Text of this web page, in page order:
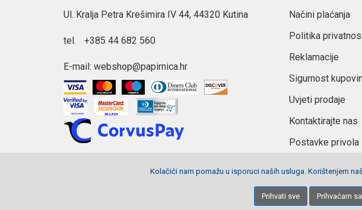
Ul. Kralja Petra Krešimira IV 44, 44320 Kutina
tel. +385 44 682 560
E-mail: webshop@papirnica.hr
Načini plaćanja
Politika
Reklamacije
Sigurnost
Uvjeti prodaje
Kontaktirajte nas
Postavke privola
Izrada stranica Net plus
Kolačići nam pomažu u isporuci naših usluga. Korištenjem
Prihvati sve Prihvaćam